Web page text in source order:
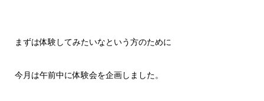
まずは体験してみたいなという方のために
今月は午前中に体験会を企画しました。